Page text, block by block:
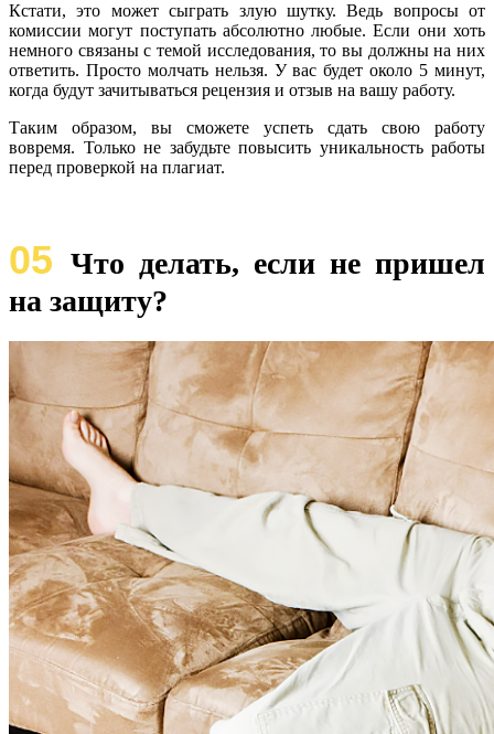
Кстати, это может сыграть злую шутку. Ведь вопросы от
комиссии могут поступать абсолютно любые. Если они хоть
немного связаны с темой исследования, то вы должны на них
ответить. Просто молчать нельзя. У вас будет около 5 минут,
когда будут зачитываться рецензия и отзыв на вашу работу.
Таким образом, вы сможете успеть сдать свою работу
вовремя. Только не забудьте повысить уникальность работы
перед проверкой на плагиат.
05 Что делать, если не пришел
на защиту?